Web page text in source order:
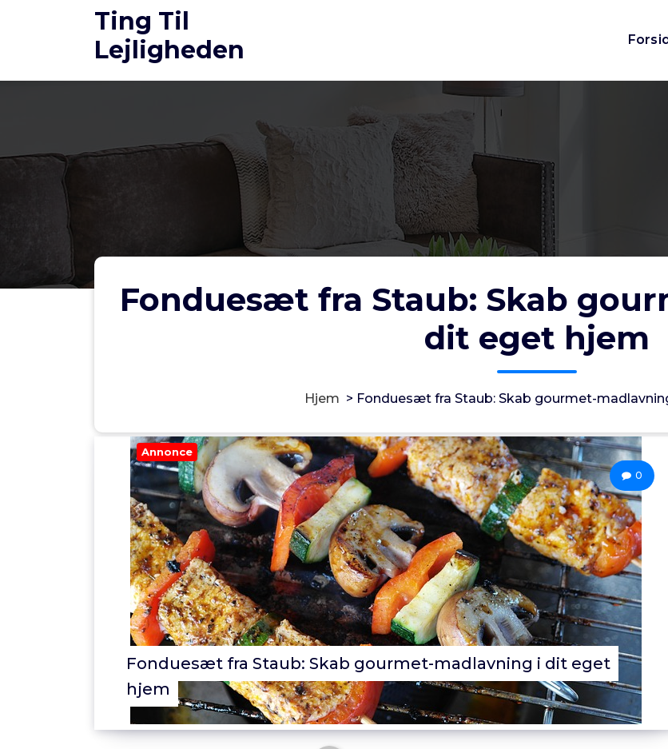
Ting Til
Lejligheden
Fonduesæt fra Staub: Skab
dit eget hjem
Hjem > Fonduesæt fra Staub: Skab gourmet-
Annonce
Fonduesæt fra Staub: Skab gourmet-madlavning i dit eget
hjem
0